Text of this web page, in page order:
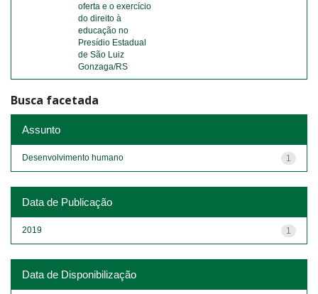
oferta e o exercício
do direito à
educação no
Presídio Estadual
de São Luiz
Gonzaga/RS
Busca facetada
Assunto
1
Desenvolvimento humano
Data de Publicação
1
2019
Data de Disponibilização